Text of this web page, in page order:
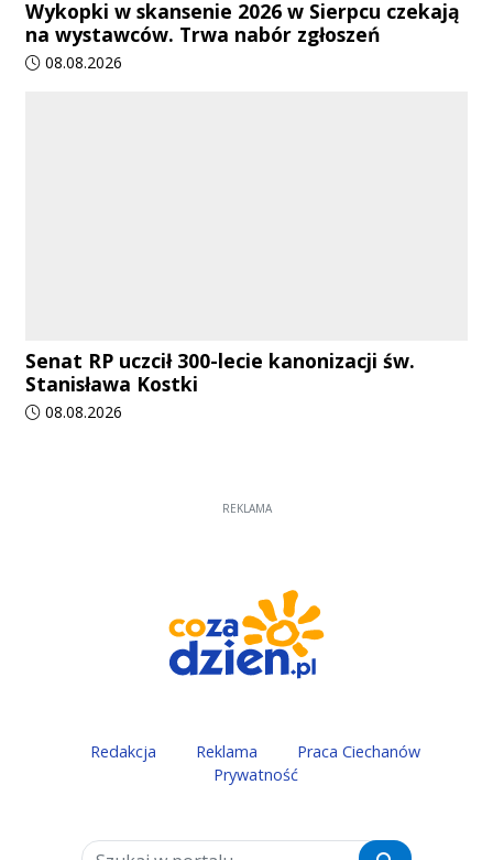
Wykopki w skansenie 2026 w Sierpcu czekają
na wystawców. Trwa nabór zgłoszeń
Data dodania artykułu:
08.08.2026
Senat RP uczcił 300-lecie kanonizacji św.
Stanisława Kostki
Data dodania artykułu:
08.08.2026
REKLAMA
Redakcja Reklama
Praca Ciechanów
Prywatność